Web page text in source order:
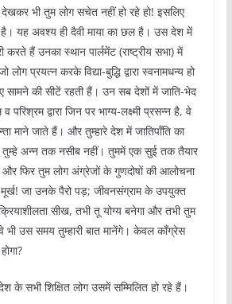
भी तुम लोग सचेत नहीं हो रहे हो! इसलिए
है। यह अवश्य ही दैवी माया का छल है। उस देश में
करते हैं उनका स्थान पार्लमेंट (राष्ट्रीय सभा) में
प्रयत्न करके विद्या-बुद्धि द्वारा स्वनामधन्य हो
की सीटें रहती हैं। उन सब देशों में जाति-भेद
द्वारा जिन पर भाग्य-लक्ष्मी प्रसन्न है, वे
माने जाते हैं। और तुम्हारे देश में जातिपाँति का
तुम्हे अन्न तक नसीब नहीं। तुममें एक सुई तक तैयार
और फिर तुम लोग अंग्रेजों के गुणदोषों की आलोचना
मूर्ख! जा उनके पैरो पड़; जीवनसंग्राम के उपयुक्त
क्रियाशीलता सीख, तभी तू योग्य बनेगा और तभी तुम
वे भी उस समय तुम्हारी बात मानेंगे। केवल काँग्रेस
के सभी शिक्षित लोग उसमें सम्मिलित हो रहे हैं।